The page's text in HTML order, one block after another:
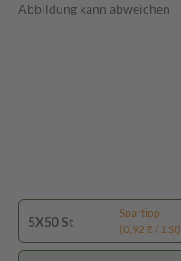
Abbildung kann abweichen
5X50 St
Spartipp
(0,92 € / 1 St)